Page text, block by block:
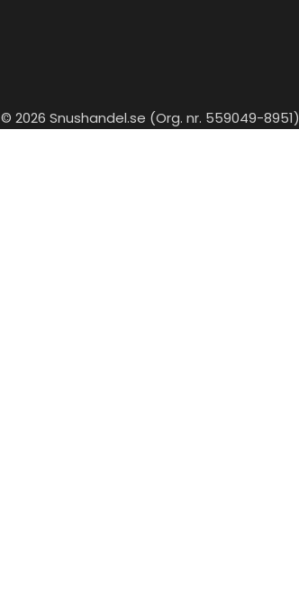
© 2026 Snushandel.se (Org. nr. 559049-8951)